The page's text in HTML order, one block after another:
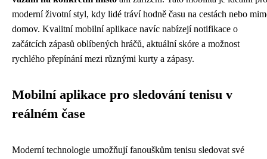
moderní životní styl, kdy lidé tráví hodně času na cestách nebo
domov. Kvalitní mobilní aplikace navíc nabízejí notifikace o
začátcích zápasů oblíbených hráčů, aktuální skóre a možnost
rychlého přepínání mezi různými kurty a zápasy.
Mobilní aplikace pro sledování tenisu v
reálném čase
Moderní technologie umožňují fanouškům tenisu sledovat své